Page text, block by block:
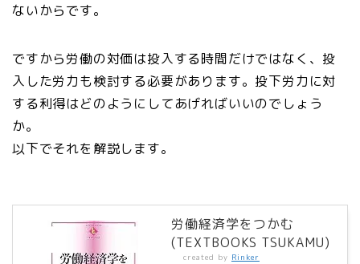
ないからです。
ですから労働の対価は投入する時間だけではなく、投
入した労力も検討する必要があります。投下労力に対
する利得はどのようにしてあげればいいのでしょう
か。
以下でそれを解説します。
労働経済学をつかむ
(TEXTBOOKS TSUKAMU)
created by Rinker